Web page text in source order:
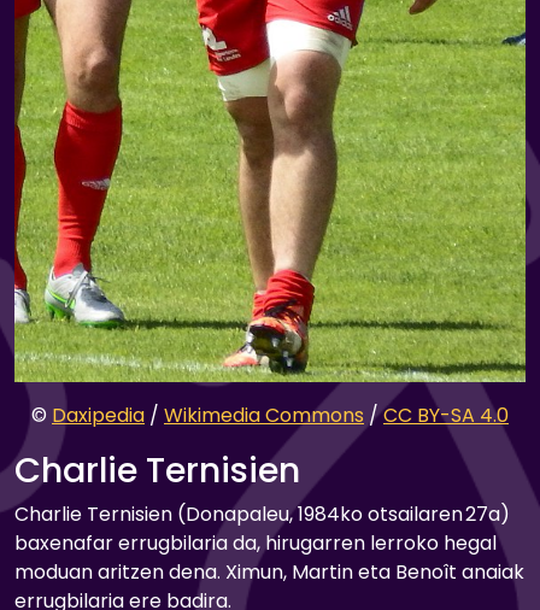
© Daxipedia / Wikimedia Commons /CC BY-SA 4.0
Charlie Ternisien
Charlie Ternisien (Donapaleu, 1984ko otsailaren 27a)
baxenafar errugbilaria da, hirugarren lerroko hegal
moduan aritzen dena. Ximun, Martin eta Benoît anaiak
errugbilaria ere badira.